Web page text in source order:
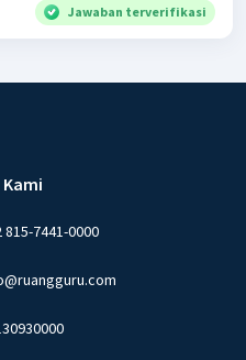
Jawaban terverifikasi
815-7441-0000